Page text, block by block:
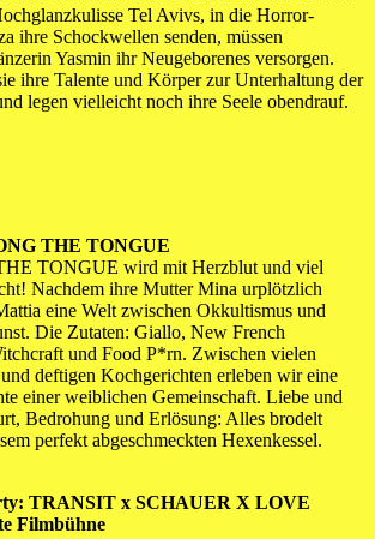
Tel Avivs, in die Horror-
ihre Schockwellen senden, müssen
Yasmin ihr Neugeborenes versorgen.
ihre Talente und Körper zur Unterhaltung der
legen vielleicht noch ihre Seele obendrauf.
THE TONGUE
TONGUE wird mit Herzblut und viel
Nachdem ihre Mutter Mina urplötzlich
eine Welt zwischen Okkultismus und
Die Zutaten: Giallo, New French
und Food P*rn. Zwischen vielen
deftigen Kochgerichten erleben wir eine
einer weiblichen Gemeinschaft. Liebe und
Bedrohung und Erlösung: Alles brodelt
perfekt abgeschmeckten Hexenkessel.
TRANSIT x SCHAUER X LOVE
Filmbühne